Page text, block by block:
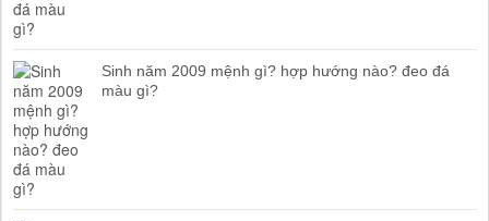
Sinh năm 2009 mệnh gì? hợp hướng nào? đeo đá
màu gì?